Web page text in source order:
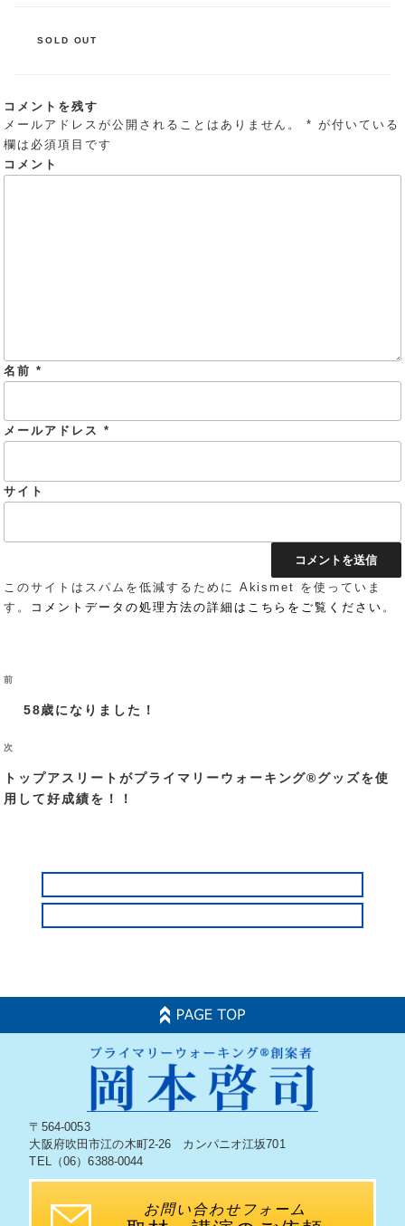
カ
リ
ー
SOLD OUT
コメントを残す
メールアドレスが公開されることはありません。
* が付いている
欄は必須項目です
コメント
名前*
メールアドレス*
サイト
このサイトはスパムを低減するために Akismet を使っていま
す。
コメントデータの処理方法の詳細はこちらをご覧ください 。
稿
ー
ョ
ン
過
投
前
58歳になりました！
次
投
稿
次
トップアスリートがプライマリーウォーキング®︎グッズを使
用して好成績を！！
〒564-0053
大阪府吹田市江の木町2-26 カンパニオ江坂701
TEL（06）6388-0044
お問い合わせフォーム